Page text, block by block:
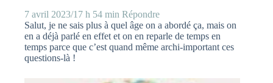
7 avril 2023/17 h 54 min Répondre
Salut, je ne sais plus à quel âge on a abordé ça, mais on
en a déjà parlé en effet et on en reparle de temps en
temps parce que c’est quand même archi-important ces
questions-là !